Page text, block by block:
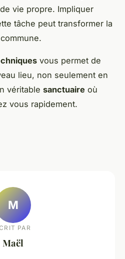
vie propre. Impliquer
tâche peut transformer la
vous permet de
lieu, non seulement en
véritable sanctuaire où
vous rapidement.
M
PAR
Maël